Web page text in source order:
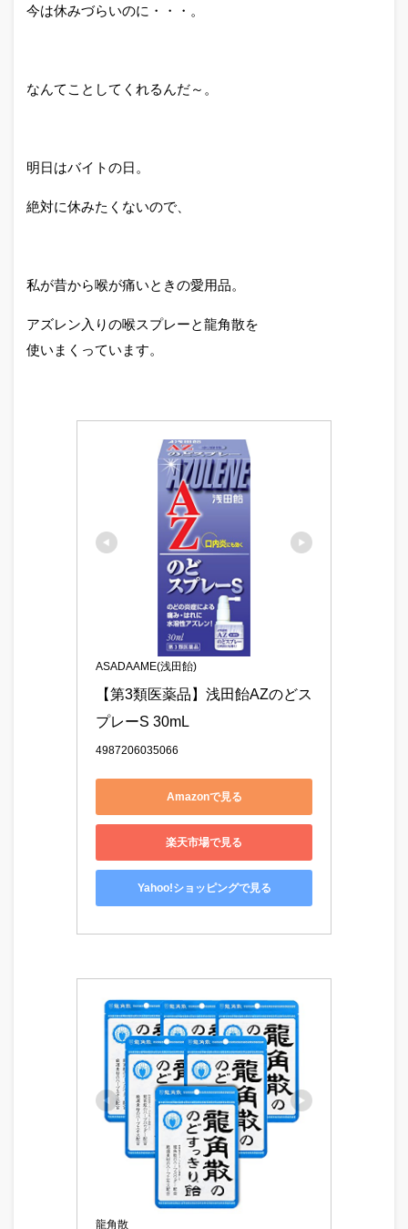
今は休みづらいのに・・・。
なんてことしてくれるんだ～。
明日はバイトの日。
絶対に休みたくないので、
私が昔から喉が痛いときの愛用品。
アズレン入りの喉スプレーと龍角散を
使いまくっています。
ASADAAME(浅田飴)
【第3類医薬品】浅田飴AZのどス
プレーS 30mL
4987206035066
Amazonで見る
楽天市場で見る
Yahoo!ショッピングで見る
龍角散